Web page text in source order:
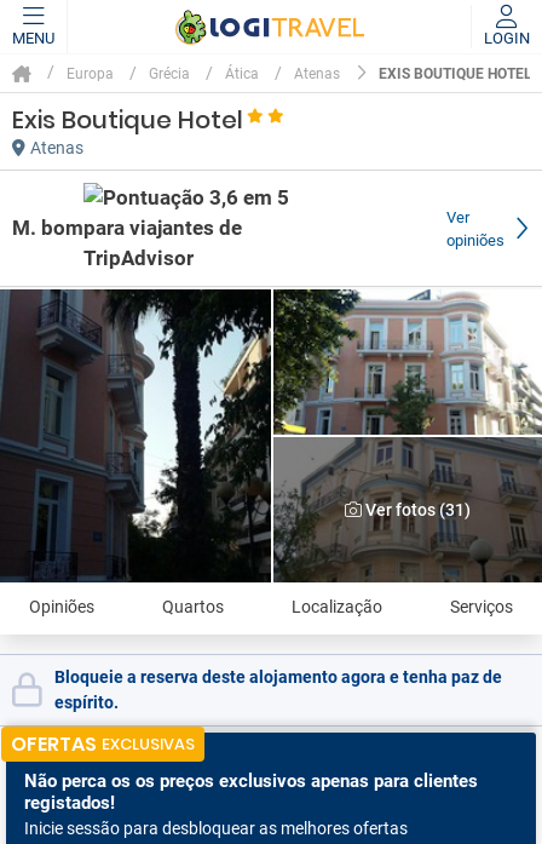
MENU LOGIN
Europa Grécia Ática Atenas EXIS BOUTIQUE HOTEL
Exis Boutique Hotel
Atenas
M. bom
Ver
opiniões
Ver fotos (31)
Opiniões Quartos Localização Serviços
Bloqueie a reserva deste alojamento agora e tenha paz de
espírito.
OFERTAS EXCLUSIVAS
Não perca os os preços exclusivos apenas para clientes
registados!
Inicie sessão para desbloquear as melhores ofertas